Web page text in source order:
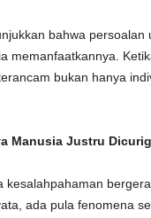
bahwa
memanfaatkannya.
bukan hanya
Manusia Justru
kesalahpahaman
ada pula fenomena